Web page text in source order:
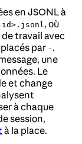
en JSONL à
id>.jsonl , où
travail avec
par - .
une
Le
et change
à chaque
session,
à la place.